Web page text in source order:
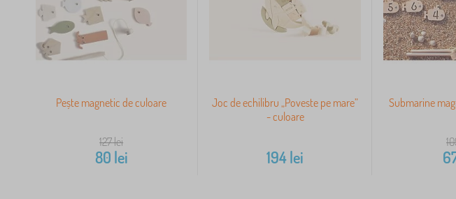
Pește magnetic de culoare
127lei
80 lei
Joc de echilibru „Poveste pe mare”
- culoare
194lei
Submarine